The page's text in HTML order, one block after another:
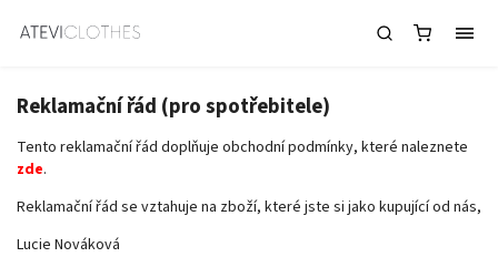
Reklamační řád
Reklamační řád (pro spotřebitele)
Tento reklamační řád doplňuje obchodní podmínky, které naleznete
zde.
Reklamační řád se vztahuje na zboží, které jste si jako kupující od nás,
Lucie Nováková